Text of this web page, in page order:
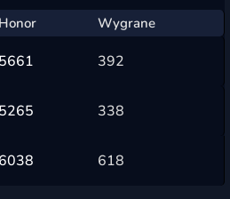
Honor Wygrane
5661 392
5265 338
6038 618